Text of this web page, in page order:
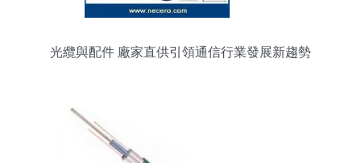
光纜與配件 廠家直供引領通信行業發展新趨勢